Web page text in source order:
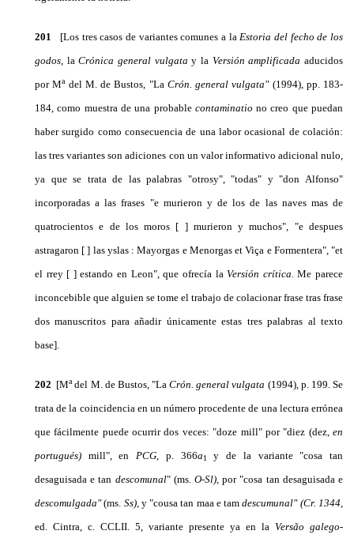
201 [Los tres casos de variantes comunes a la Estoria del fecho de los
godos, laCrónica general vulga­tay la Versión amplificadaaducidos
por Madel M. de Bustos, "La Crón. general vulgata" (1994), pp. 183-
184, como muestra de una probable contaminationo creo que puedan
haber surgido como consecuencia de una labor ocasional de colación:
las tres variantes son adiciones con un valor informativo adicional nulo,
ya que se trata de las palabras "otrosy", "todas" y "don Alfonso"
incorporadas a las frases "e murieron y de los de las naves mas de
quatrocientos e de los moros [ ] murieron y muchos", "e despues
astragaron [ ] las yslas : Mayorgas e Menorgas et Viça e Formentera", "et
el rrey [ ] estando en Leon", que ofrecía laVersión crítica.Me parece
inconcebible que alguien se tome el trabajo de colacionar frase tras frase
dos ma­nuscritos para añadir únicamente estas tres palabras al texto
base].
202 [Madel M. de Bustos, "LaCrón. general vulgata (1994), p. 199. Se
trata de la coincidencia en un número procedente de una lectura errónea
que fácilmente puede ocurrir dos veces: "doze mill" por "diez (dez, en
portugués) mill", en PCG, p. 366a1
y de la variante "cosa tan
desaguisada e tan descomunal" (ms.O-Sl),por "cosa tan desaguisada e
descomulgada"(ms. Ss), y "cousa tan maa e tamdescumunal" (Cr. 1344,
ed. Cintra, c. CCLII. 5, variante presente ya en la Versão galego-